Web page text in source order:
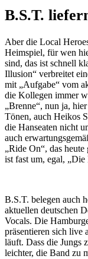
B.S.T.
Aber die Local
Heimspiel, für wen
sind, das ist schnell
Illusion“ verbreitet
mit „Aufgabe“ vom
die Kollegen immer
„Brenne“, nun ja,
Tönen, auch Heikos
die Hanseaten nicht
auch
„Ride On“, das
ist fast um, egal,
B.S.T. belegen auch
aktuellen deutschen
Vocals. Die
präsentieren sich live
läuft. Dass die Jungs
leichter, die Band zu